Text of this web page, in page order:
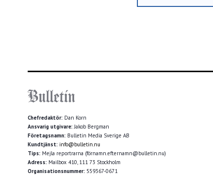
Chefredaktör: Dan Korn
Ansvarig utgivare: Jakob Bergman
Företagsnamn: Bulletin Media Sverige AB
Kundtjänst: info@bulletin.nu
Tips: Mejla reportrarna (förnamn.efternamn@bulletin.nu)
Adress: Mailbox 410, 111 73 Stockholm
Organisationsnummer: 559367-0671